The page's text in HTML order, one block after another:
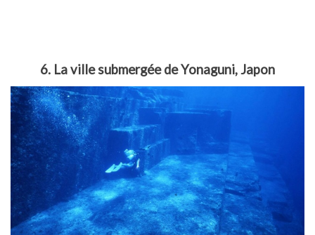
6. La ville submergée de Yonaguni, Japon